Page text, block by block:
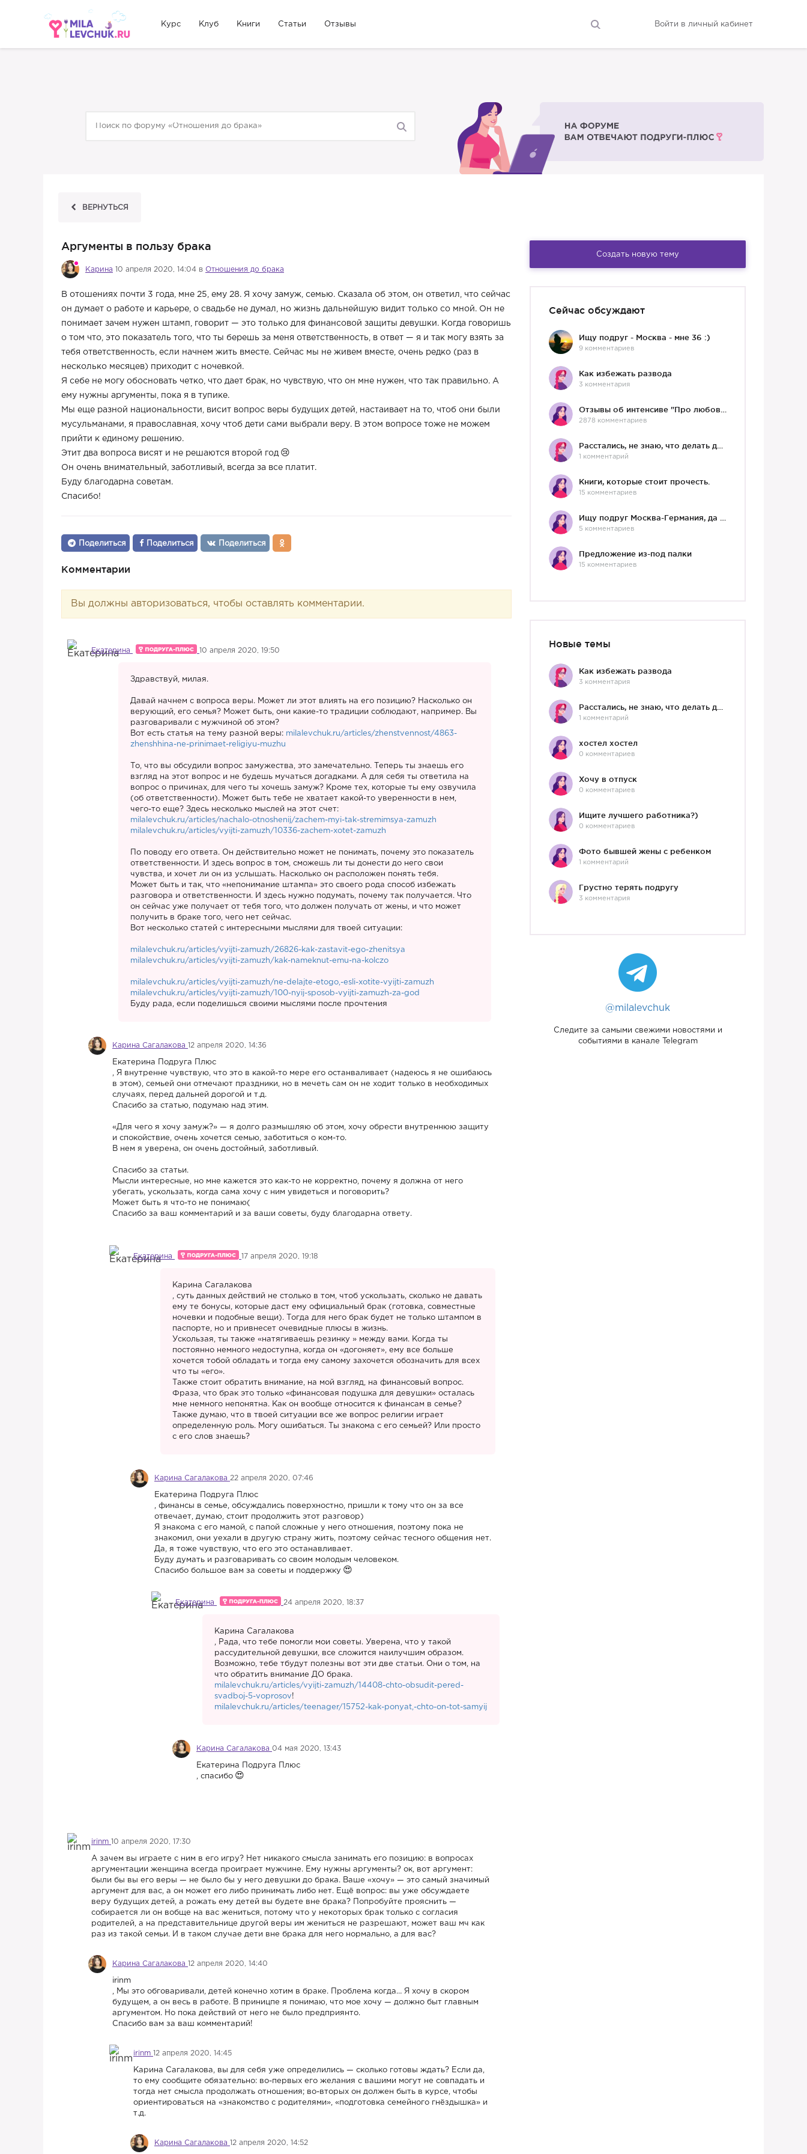
Курс Клуб Книги Статьи Отзывы Войти в личный кабинет
ВЕРНУТЬСЯ
Аргументы в пользу брака
Карина 10 апреля 2020, 14:04 в Отношения до брака
В отошениях почти 3 года, мне 25, ему 28. Я хочу замуж, семью. Сказала об этом, он ответил, что сейчас
он думает о работе и карьере, о свадьбе не думал, но жизнь дальнейшую видит только со мной. Он не
понимает зачем нужен штамп, говорит — это только для финансовой защиты девушки. Когда говоришь
о том что, это показатель того, что ты берешь за меня ответственность, в ответ — я и так могу взять за
тебя ответственность, если начнем жить вместе. Сейчас мы не живем вместе, очень редко (раз в
несколько месяцев) приходит с ночевкой.
Я себе не могу обосновать четко, что дает брак, но чувствую, что он мне нужен, что так правильно. А
ему нужны аргументы, пока я в тупике.
Мы еще разной национальности, висит вопрос веры будущих детей, настаивает на то, чтоб они были
мусульманами, я православная, хочу чтоб дети сами выбрали веру. В этом вопросе тоже не можем
прийти к единому решению.
Этит два вопроса висят и не решаются второй год
Он очень внимательный, заботливый, всегда за все платит.
Буду благодарна советам.
Спасибо!
Поделиться Поделиться Поделиться
Комментарии
Вы должны авторизоваться, чтобы оставлять комментарии.
Екатерина 10 апреля 2020, 19:50
Здравствуй, милая.
Давай начнем с вопроса веры. Может ли этот влиять на его позицию? Насколько он
верующий, его семья? Может быть, они какие-то традиции соблюдают, например. Вы
разговаривали с мужчиной об этом?
Вот есть статья на тему разной веры: milalevchuk.ru/articles/zhenstvennost/4863-
zhenshhina-ne-prinimaet-religiyu-muzhu
То, что вы обсудили вопрос замужества, это замечательно. Теперь ты знаешь его
взгляд на этот вопрос и не будешь мучаться догадками. А для себя ты ответила на
вопрос о причинах, для чего ты хочешь замуж? Кроме тех, которые ты ему озвучила
(об ответственности). Может быть тебе не хватает какой-то уверенности в нем,
чего-то еще? Здесь несколько мыслей на этот счет:
milalevchuk.ru/articles/nachalo-otnoshenij/zachem-myi-tak-stremimsya-zamuzh
milalevchuk.ru/articles/vyijti-zamuzh/10336-zachem-xotet-zamuzh
По поводу его ответа. Он действительно может не понимать, почему это показатель
ответственности. И здесь вопрос в том, сможешь ли ты донести до него свои
чувства, и хочет ли он из услышать. Насколько он расположен понять тебя.
Может быть и так, что «непонимание штампа» это своего рода способ избежать
разговора и ответственности. И здесь нужно подумать, почему так получается. Что
он сейчас уже получает от тебя того, что должен получать от жены, и что может
получить в браке того, чего нет сейчас.
Вот несколько статей с интересными мыслями для твоей ситуации:
milalevchuk.ru/articles/vyijti-zamuzh/26826-kak-zastavit-ego-zhenitsya
milalevchuk.ru/articles/vyijti-zamuzh/kak-nameknut-emu-na-kolczo
milalevchuk.ru/articles/vyijti-zamuzh/ne-delajte-etogo,-esli-xotite-vyijti-zamuzh
milalevchuk.ru/articles/vyijti-zamuzh/100-nyij-sposob-vyijti-zamuzh-za-god
Буду рада, если поделишься своими мыслями после прочтения
Карина Сагалакова 12 апреля 2020, 14:36
Екатерина Подруга Плюс
, Я внутренне чувствую, что это в какой-то мере его останваливает (надеюсь я не ошибаюсь
в этом), семьей они отмечают праздники, но в мечеть сам он не ходит только в необходимых
случаях, перед дальней дорогой и т.д.
Спасибо за статью, подумаю над этим.
«Для чего я хочу замуж?» — я долго размышляю об этом, хочу обрести внутреннюю защиту
и спокойствие, очень хочется семью, заботиться о ком-то.
В нем я уверена, он очень достойный, заботливый.
Спасибо за статьи.
Мысли интересные, но мне кажется это как-то не корректно, почему я должна от него
убегать, ускользать, когда сама хочу с ним увидеться и поговорить?
Может быть я что-то не понимаю(
Спасибо за ваш комментарий и за ваши советы, буду благодарна ответу.
Екатерина 17 апреля 2020, 19:18
Карина Сагалакова
, суть данных действий не столько в том, чтоб ускользать, сколько не давать
ему те бонусы, которые даст ему официальный брак (готовка, совместные
ночевки и подобные вещи). Тогда для него брак будет не только штампом в
паспорте, но и привнесет очевидные плюсы в жизнь.
Ускользая, ты также «натягиваешь резинку » между вами. Когда ты
постоянно немного недоступна, когда он «догоняет», ему все больше
хочется тобой обладать и тогда ему самому захочется обозначить для всех
что ты «его».
Также стоит обратить внимание, на мой взгляд, на финансовый вопрос.
Фраза, что брак это только «финансовая подушка для девушки» осталась
мне немного непонятна. Как он вообще относится к финансам в семье?
Также думаю, что в твоей ситуации все же вопрос религии играет
определенную роль. Могу ошибаться. Ты знакома с его семьей? Или просто
с его слов знаешь?
Карина Сагалакова 22 апреля 2020, 07:46
Екатерина Подруга Плюс
, финансы в семье, обсуждались поверхностно, пришли к тому что он за все
отвечает, думаю, стоит продолжить этот разговор)
Я знакома с его мамой, с папой сложные у него отношения, поэтому пока не
знакомил, они уехали в другую страну жить, поэтому сейчас тесного общения нет.
Да, я тоже чувствую, что его это останавливает.
Буду думать и разговаривать со своим молодым человеком.
Спасибо большое вам за советы и поддержку
Екатерина 24 апреля 2020, 18:37
Карина Сагалакова
, Рада, что тебе помогли мои советы. Уверена, что у такой
рассудительной девушки, все сложится наилучшим образом.
Возможно, тебе тбудут полезны вот эти две статьи. Они о том, на
что обратить внимание ДО брака.
milalevchuk.ru/articles/vyijti-zamuzh/14408-chto-obsudit-pered-
svadboj-5-voprosov!
milalevchuk.ru/articles/teenager/15752-kak-ponyat,-chto-on-tot-samyij
Карина Сагалакова 04 мая 2020, 13:43
Екатерина Подруга Плюс
, спасибо
irinm 10 апреля 2020, 17:30
А зачем вы играете с ним в его игру? Нет никакого смысла занимать его позицию: в вопросах
аргументации женщина всегда проиграет мужчине. Ему нужны аргументы? ок, вот аргумент:
были бы вы его веры — не было бы у него девушки до брака. Ваше «хочу» — это самый значимый
аргумент для вас, а он может его либо принимать либо нет. Ещё вопрос: вы уже обсуждаете
веру будущих детей, а рожать ему детей вы будете вне брака? Попробуйте прояснить —
собирается ли он вобще на вас жениться, потому что у некоторых брак только с согласия
родителей, а на представительнице другой веры им жениться не разрешают, может ваш мч как
раз из такой семьи. И в таком случае дети вне брака для него нормально, а для вас?
Карина Сагалакова 12 апреля 2020, 14:40
irinm
, Мы это обговаривали, детей конечно хотим в браке. Проблема когда… Я хочу в скором
будущем, а он весь в работе. В приницпе я понимаю, что мое хочу — должно быт главным
аргументом. Но пока действий от него не было предприянто.
Спасибо вам за ваш комментарий!
irinm 12 апреля 2020, 14:45
Карина Сагалакова, вы для себя уже определились — сколько готовы ждать? Если да,
то ему сообщите обязательно: во-первых его желания с вашими могут не совпадать и
тогда нет смысла продолжать отношения; во-вторых он должен быть в курсе, чтобы
ориентироваться на «знакомство с родителями», «подготовка семейного гнёздышка» и
т.д.
Карина Сагалакова 12 апреля 2020, 14:52
Создать новую тему
Сейчас обсуждают
Ищу подруг - Москва - мне 36 :)
9 комментариев
Как избежать развода
3 комментария
2878 комментариев
1 комментарий
Книги, которые стоит прочесть.
15 комментариев
5 комментариев
Предложение из-под палки
15 комментариев
Новые темы
Как избежать развода
3 комментария
1 комментарий
хостел хостел
0 комментариев
Хочу в отпуск
0 комментариев
Ищите лучшего работника?)
0 комментариев
Фото бывшей жены с ребенком
1 комментарий
Грустно терять подругу
3 комментария
@milalevchuk
Следите за самыми свежими новостями и
событиями в канале Telegram